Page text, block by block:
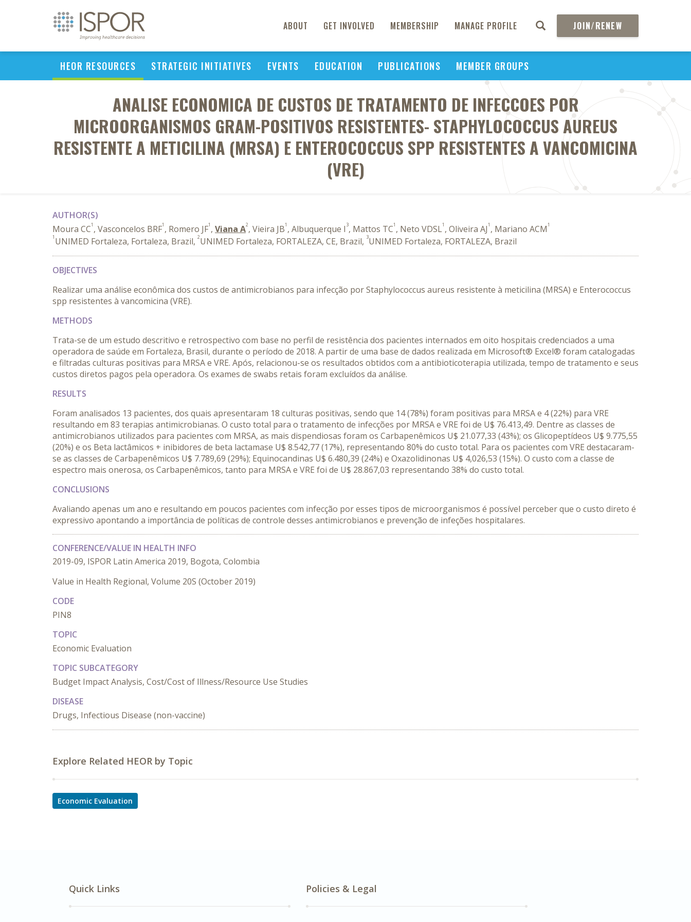
ABOUT GET INVOLVED MEMBERSHIP MANAGE PROFILE JOIN/RENEW
HEOR RESOURCES STRATEGIC INITIATIVES EVENTS EDUCATION PUBLICATIONS MEMBER GROUPS
ANALISE ECONOMICA DE CUSTOS DE TRATAMENTO DE INFECCOES POR
MICROORGANISMOS GRAM-POSITIVOS RESISTENTES- STAPHYLOCOCCUS AUREUS
RESISTENTE A METICILINA (MRSA) E ENTEROCOCCUS SPP RESISTENTES A VANCOMICINA
(VRE)
AUTHOR(S)
Moura CC1 , Vasconcelos BRF1 , Romero JF1 , Viana A2, Vieira JB1 , Albuquerque I 3, Mattos TC1 , Neto VDSL1 , Oliveira AJ1 , Mariano ACM1
1 UNIMED Fortaleza, Fortaleza, Brazil, 2UNIMED Fortaleza, FORTALEZA, CE, Brazil, 3UNIMED Fortaleza, FORTALEZA, Brazil
OBJECTIVES
Realizar uma análise econômica dos custos de antimicrobianos para infecção por Staphylococcus aureus resistente à meticilina (MRSA) e Enterococcus
spp resistentes à vancomicina (VRE).
METHODS
Trata-se de um estudo descritivo e retrospectivo com base no perfil de resistência dos pacientes internados em oito hospitais credenciados a uma
operadora de saúde em Fortaleza, Brasil, durante o período de 2018. A partir de uma base de dados realizada em Microsoft® Excel® foram catalogadas
e filtradas culturas positivas para MRSA e VRE. Após, relacionou-se os resultados obtidos com a antibioticoterapia utilizada, tempo de tratamento e seus
custos diretos pagos pela operadora. Os exames de swabs retais foram excluídos da análise.
RESULTS
Foram analisados 13 pacientes, dos quais apresentaram 18 culturas positivas, sendo que 14 (78%) foram positivas para MRSA e 4 (22%) para VRE
resultando em 83 terapias antimicrobianas. O custo total para o tratamento de infecções por MRSA e VRE foi de U$ 76.413,49. Dentre as classes de
antimicrobianos utilizados para pacientes com MRSA, as mais dispendiosas foram os Carbapenêmicos U$ 21.077,33 (43%); os Glicopeptídeos U$ 9.775,55
(20%) e os Beta lactâmicos + inibidores de beta lactamase U$ 8.542,77 (17%), representando 80% do custo total. Para os pacientes com VRE destacaram-
se as classes de Carbapenêmicos U$ 7.789,69 (29%); Equinocandinas U$ 6.480,39 (24%) e Oxazolidinonas U$ 4,026,53 (15%). O custo com a classe de
espectro mais onerosa, os Carbapenêmicos, tanto para MRSA e VRE foi de U$ 28.867,03 representando 38% do custo total.
CONCLUSIONS
Avaliando apenas um ano e resultando em poucos pacientes com infecção por esses tipos de microorganismos é possível perceber que o custo direto é
expressivo apontando a importância de políticas de controle desses antimicrobianos e prevenção de infeções hospitalares.
CONFERENCE/VALUE IN HEALTH INFO
2019-09, ISPOR Latin America 2019, Bogota, Colombia
Value in Health Regional, Volume 20S (October 2019)
CODE
PIN8
TOPIC
Economic Evaluation
TOPIC SUBCATEGORY
Budget Impact Analysis, Cost/Cost of Illness/Resource Use Studies
DISEASE
Drugs, Infectious Disease (non-vaccine)
Explore Related HEOR by Topic
Economic Evaluation
Quick Links Policies & Legal